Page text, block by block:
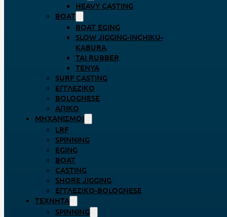
HEAVY CASTING
BOAT
BOAT EGING
SLOW JIGGING-INCHIKU-
KABURA
TAI RUBBER
TENYA
SURF CASTING
ΕΓΓΛΈΖΙΚΟ
BOLOGNESE
ΑΠΊΚΟ
ΜΗΧΑΝΙΣΜΟΊ
LRF
SPINNING
EGING
BOAT
CASTING
SHORE JIGGING
ΕΓΓΛΈΖΙΚΟ-BOLOGNESE
ΤΕΧΝΗΤΆ
SPINNING